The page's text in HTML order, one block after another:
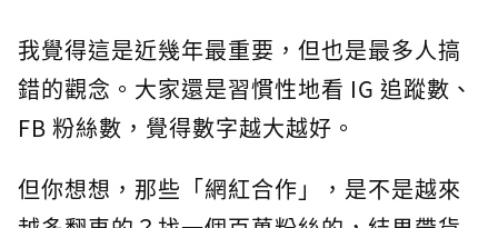
我覺得這是近幾年最重要，但也是最多人搞
錯的觀念。大家還是習慣性地看 IG 追蹤數、
FB 粉絲數，覺得數字越大越好。
但你想想，那些「網紅合作」，是不是越來